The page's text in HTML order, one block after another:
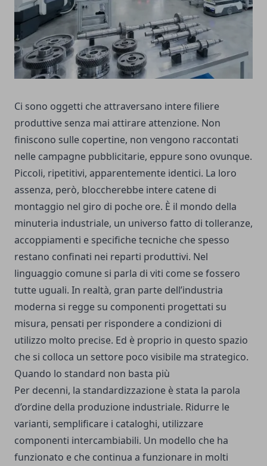
Ci sono oggetti che attraversano intere filiere
produttive senza mai attirare attenzione. Non
finiscono sulle copertine, non vengono raccontati
nelle campagne pubblicitarie, eppure sono ovunque.
Piccoli, ripetitivi, apparentemente identici. La loro
assenza, però, bloccherebbe intere catene di
montaggio nel giro di poche ore. È il mondo della
minuteria industriale, un universo fatto di tolleranze,
accoppiamenti e specifiche tecniche che spesso
restano confinati nei reparti produttivi. Nel
linguaggio comune si parla di viti come se fossero
tutte uguali. In realtà, gran parte dell’industria
moderna si regge su componenti progettati su
misura, pensati per rispondere a condizioni di
utilizzo molto precise. Ed è proprio in questo spazio
che si colloca un settore poco visibile ma strategico.
Quando lo standard non basta più
Per decenni, la standardizzazione è stata la parola
d’ordine della produzione industriale. Ridurre le
varianti, semplificare i cataloghi, utilizzare
componenti intercambiabili. Un modello che ha
funzionato e che continua a funzionare in molti